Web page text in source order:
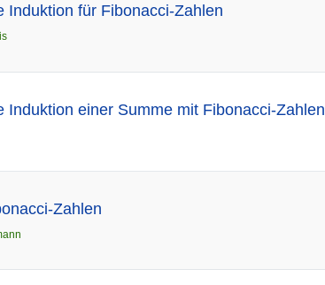
Induktion für Fibonacci-Zahlen
Induktion einer Summe mit Fibonacci-Zahlen
Zahlen